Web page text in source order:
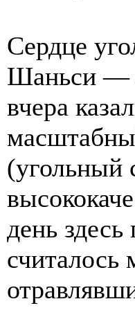
Сердце
Шаньси —
вчера
(угольный
день